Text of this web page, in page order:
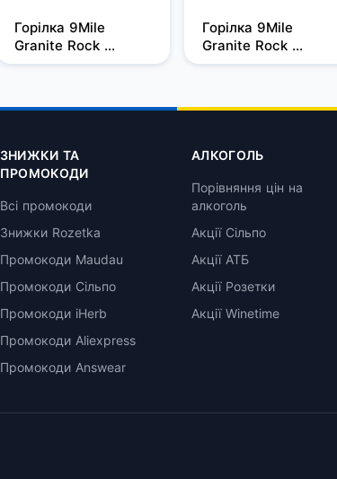
Горілка 9Mile
Granite Rock
Filtered 0,5л, 37,5%
Горілка 9Mile
Granite Rock
Filtered 0,7 л, 37,5%
ЗНИЖКИ ТА
ПРОМОКОДИ
Всі промокоди
Знижки Rozetka
Промокоди Maudau
Промокоди Сільпо
Промокоди iHerb
Промокоди Aliexpress
Промокоди Answear
АЛКОГОЛЬ
Порівняння цін на
алкоголь
Акції Сільпо
Акції АТБ
Акції Розетки
Акції Winetime